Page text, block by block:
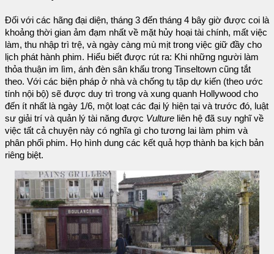
Đối với các hãng đại diện, tháng 3 đến tháng 4 bây giờ được coi là
khoảng thời gian ảm đạm nhất về mặt hủy hoại tài chính, mất việc
làm, thu nhập trì trệ, và ngày càng mù mịt trong việc giữ đầy cho
lịch phát hành phim. Hiểu biết được rút ra: Khi những người làm
thỏa thuận im lìm, ánh đèn sân khấu trong Tinseltown cũng tắt
theo. Với các biện pháp ở nhà và chống tụ tập dự kiến (theo ước
tính nội bộ) sẽ được duy trì trong và xung quanh Hollywood cho
đến ít nhất là ngày 1/6, một loạt các đại lý hiện tại và trước đó, luật
sư giải trí và quản lý tài năng được Vulture liên hệ đã suy nghĩ về
việc tất cả chuyện này có nghĩa gì cho tương lai làm phim và
phân phối phim. Họ hình dung các kết quả hợp thành ba kịch bản
riêng biệt.